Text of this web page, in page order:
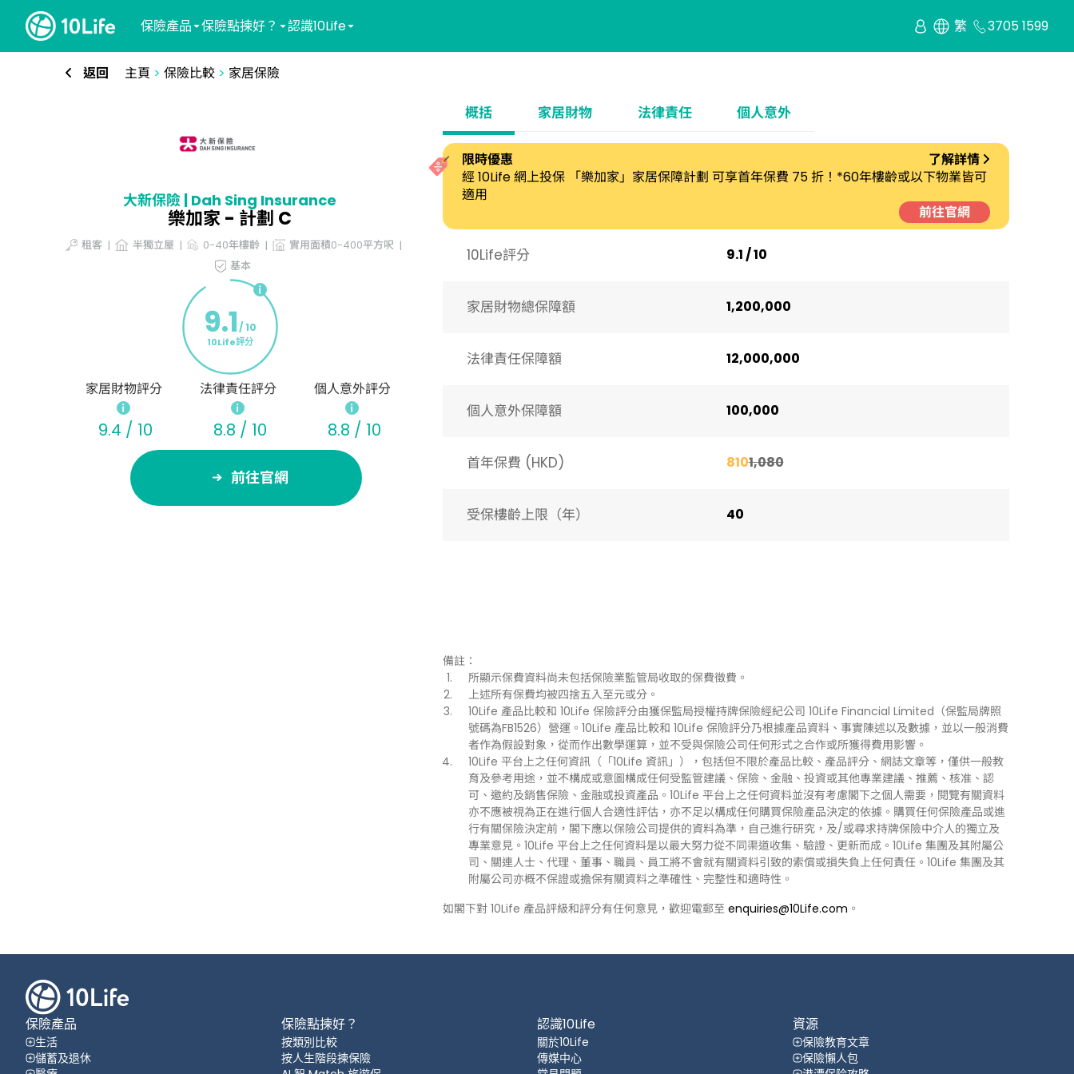
保險產品 保險點揀好？ 認識10Life 繁 3705 1599
返回 主頁 > 保險比較> 家居保險
大新保險 | Dah Sing Insurance
樂加家 - 計劃 C
租客 半獨立屋 0-40年樓齡
實用面積0-400平方呎
基本
9.1/ 10
10Life評分
家居財物評分
9.4 / 10
法律責任評分
8.8 / 10
個人意外評分
8.8 / 10
前往官網
概括 家居財物 法律責任 個人意外
限時優惠
了解詳情
經 10Life 網上投保 「樂加家」家居保障計劃 可享首年保費 75 折！*60年樓齡或以下物業皆可
適用
前往官網
10Life評分 9.1 / 10
家居財物總保障額 1,200,000
法律責任保障額 12,000,000
個人意外保障額 100,000
首年保費 (HKD) 8101,080
受保樓齡上限（年）​ 40
備註：
所顯示保費資料尚未包括保險業監管局收取的保費徵費。
上述所有保費均被四捨五入至元或分。
10Life 產品比較和 10Life 保險評分由獲保監局授權持牌保險經紀公司 10Life Financial Limited（保監局牌照
號碼為FB1526）營運。10Life 產品比較和 10Life 保險評分乃根據產品資料、事實陳述以及數據，並以一般消費
者作為假設對象，從而作出數學運算，並不受與保險公司任何形式之合作或所獲得費用影響。
10Life 平台上之任何資訊（「10Life 資訊」），包括但不限於產品比較、產品評分、網誌文章等，僅供一般教
育及參考用途，並不構成或意圖構成任何受監管建議、保險、金融、投資或其他專業建議、推薦、核准、認
可、邀約及銷售保險、金融或投資產品。10Life 平台上之任何資料並沒有考慮閣下之個人需要，閱覽有關資料
亦不應被視為正在進行個人合適性評估，亦不足以構成任何購買保險產品決定的依據。購買任何保險產品或進
行有關保險決定前，閣下應以保險公司提供的資料為準，自己進行研究，及/或尋求持牌保險中介人的獨立及
專業意見。10Life 平台上之任何資料是以最大努力從不同渠道收集、驗證、更新而成。10Life 集團及其附屬公
司、關連人士、代理、董事、職員、員工將不會就有關資料引致的索償或損失負上任何責任。10Life 集團及其
附屬公司亦概不保證或擔保有關資料之準確性、完整性和適時性。
如閣下對 10Life 產品評級和評分有任何意見，歡迎電郵至 enquiries@10Life.com 。
保險產品
生活
儲蓄及退休
保險點揀好？
按類別比較
按人生階段揀保險
認識10Life
關於10Life
傳媒中心
資源
保險教育文章
保險懶人包